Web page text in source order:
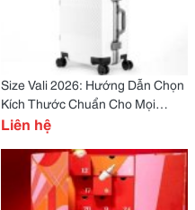
Size Vali 2026: Hướng Dẫn Chọn
Kích Thước Chuẩn Cho Mọi
Hành Trình
Liên hệ